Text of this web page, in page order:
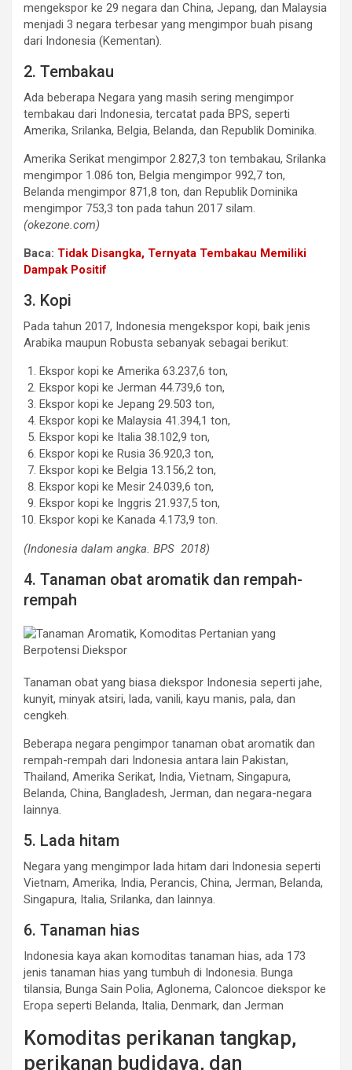
mengekspor ke 29 negara dan China, Jepang, dan Malaysia
menjadi 3 negara terbesar yang mengimpor buah pisang
dari Indonesia (Kementan).
2. Tembakau
Ada beberapa Negara yang masih sering mengimpor
tembakau dari Indonesia, tercatat pada BPS, seperti
Amerika, Srilanka, Belgia, Belanda, dan Republik Dominika.
Amerika Serikat mengimpor 2.827,3 ton tembakau, Srilanka
mengimpor 1.086 ton, Belgia mengimpor 992,7 ton,
Belanda mengimpor 871,8 ton, dan Republik Dominika
mengimpor 753,3 ton pada tahun 2017 silam.
(okezone.com)
Baca: Tidak Disangka, Ternyata Tembakau Memiliki
Dampak Positif
3. Kopi
Pada tahun 2017, Indonesia mengekspor kopi, baik jenis
Arabika maupun Robusta sebanyak sebagai berikut:
Ekspor kopi ke Amerika 63.237,6 ton,
Ekspor kopi ke Jerman 44.739,6 ton,
Ekspor kopi ke Jepang 29.503 ton,
Ekspor kopi ke Malaysia 41.394,1 ton,
Ekspor kopi ke Italia 38.102,9 ton,
Ekspor kopi ke Rusia 36.920,3 ton,
Ekspor kopi ke Belgia 13.156,2 ton,
Ekspor kopi ke Mesir 24.039,6 ton,
Ekspor kopi ke Inggris 21.937,5 ton,
Ekspor kopi ke Kanada 4.173,9 ton.
(Indonesia dalam angka. BPS 2018)
4. Tanaman obat aromatik dan rempah-
rempah
Tanaman obat yang biasa diekspor Indonesia seperti jahe,
kunyit, minyak atsiri, lada, vanili, kayu manis, pala, dan
cengkeh.
Beberapa negara pengimpor tanaman obat aromatik dan
rempah-rempah dari Indonesia antara lain Pakistan,
Thailand, Amerika Serikat, India, Vietnam, Singapura,
Belanda, China, Bangladesh, Jerman, dan negara-negara
lainnya.
5. Lada hitam
Negara yang mengimpor lada hitam dari Indonesia seperti
Vietnam, Amerika, India, Perancis, China, Jerman, Belanda,
Singapura, Italia, Srilanka, dan lainnya.
6. Tanaman hias
Indonesia kaya akan komoditas tanaman hias, ada 173
jenis tanaman hias yang tumbuh di Indonesia. Bunga
tilansia, Bunga Sain Polia, Aglonema, Caloncoe diekspor ke
Eropa seperti Belanda, Italia, Denmark, dan Jerman
Komoditas perikanan tangkap,
perikanan budidaya, dan